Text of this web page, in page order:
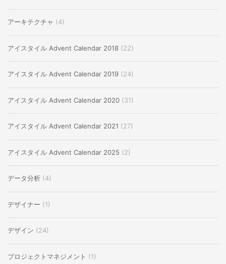
アーキテクチャ (4)
アイスタイル Advent Calendar 2018 (22)
アイスタイル Advent Calendar 2019 (24)
アイスタイル Advent Calendar 2020 (31)
アイスタイル Advent Calendar 2021 (27)
アイスタイル Advent Calendar 2025 (2)
データ分析 (4)
デザイナー (1)
デザイン (24)
プロジェクトマネジメント (1)